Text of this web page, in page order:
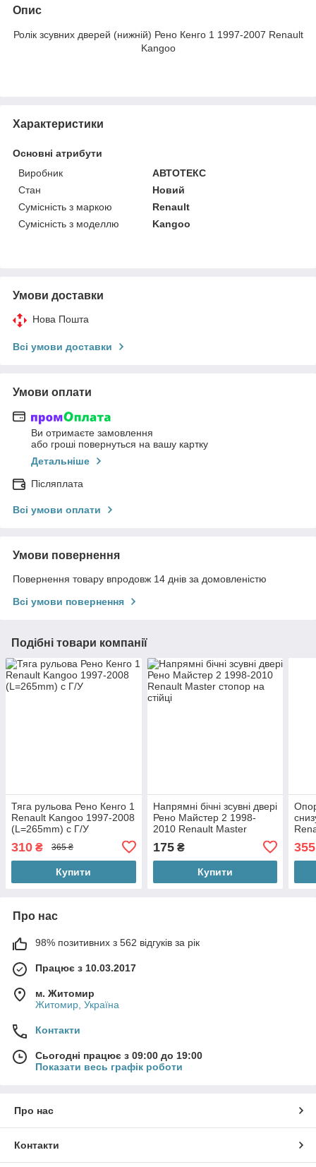
Опис
Ролік зсувних дверей (нижній) Рено Кенго 1 1997-2007 Renault
Kangoo
Характеристики
Основні атрибути
Виробник
АВТОТЕКС
Стан
Новий
Сумісність з маркою
Renault
Сумісність з моделлю
Kangoo
Умови доставки
Нова Пошта
Всі умови доставки
Умови оплати
Ви отримаєте замовлення
або гроші повернуться на вашу картку
Детальніше
Післяплата
Всі умови оплати
Умови повернення
Повернення товару впродовж 14 днів за домовленістю
Всі умови повернення
Подібні товари компанії
Тяга рульова Рено Кенго 1
Renault Kangoo 1997-2008
(L=265mm) с Г/У
310 ₴ 365 ₴
Купити
Напрямні бічні зсувні двері
Рено Майстер 2 1998-
2010 Renault Master
175₴
Купити
355
Про нас
98% позитивних з 562 відгуків за рік
Працює з 10.03.2017
м. Житомир
Житомир, Україна
Контакти
Сьогодні працює з 09:00 до 19:00
Показати весь графік роботи
Про нас
Контакти